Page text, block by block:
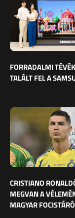
FORRADALMI
TALÁLT FEL A
CRISTIANO
MEGVAN A
MAGYAR